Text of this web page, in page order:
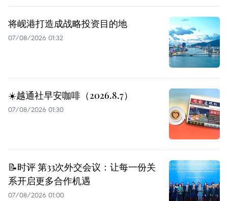
将岘港打造成战略投资目的地
07/08/2026 01:32
☀️越通社早安咖啡（2026.8.7）
07/08/2026 01:30
📝时评 第33次外交会议：让每一份关
系开启更多合作机遇
07/08/2026 01:00